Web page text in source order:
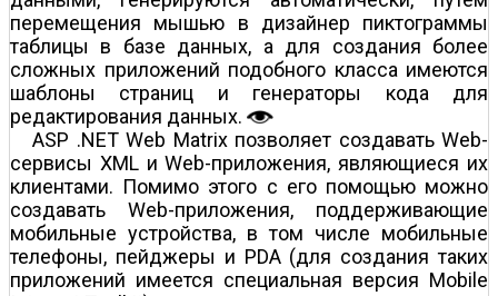
перемещения мышью в дизайнер пиктограммы
таблицы в базе данных, а для создания более
сложных приложений подобного класса имеются
шаблоны страниц и генераторы кода для
редактирования данных.
ASP .NET Web Matrix позволяет создавать Web-
сервисы XML и Web-приложения, являющиеся их
клиентами. Помимо этого с его помощью можно
создавать Web-приложения, поддерживающие
мобильные устройства, в том числе мобильные
телефоны, пейджеры и PDA (для создания таких
приложений имеется специальная версия Mobile